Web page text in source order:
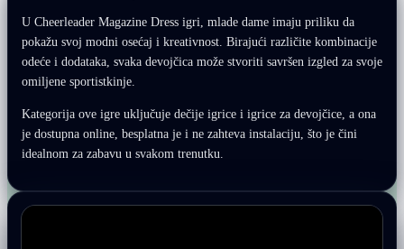
U Cheerleader Magazine Dress igri, mlade dame imaju priliku da
pokažu svoj modni osećaj i kreativnost. Birajući različite kombinacije
odeće i dodataka, svaka devojčica može stvoriti savršen izgled za svoje
omiljene sportistkinje.
Kategorija ove igre uključuje dečije igrice i igrice za devojčice, a ona
je dostupna online, besplatna je i ne zahteva instalaciju, što je čini
idealnom za zabavu u svakom trenutku.